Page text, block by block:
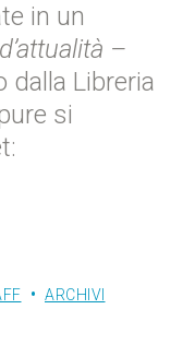
in un
–
dalla Libreria
si
ARCHIVI